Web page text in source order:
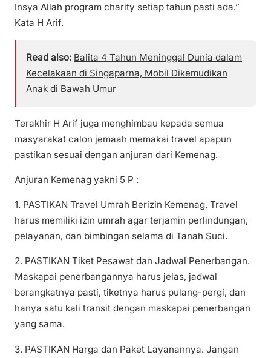
Insya Allah program charity setiap tahun pasti ada.”
Kata H Arif.
Read also: Balita 4 Tahun Meninggal Dunia dalam
Kecelakaan di Singaparna, Mobil Dikemudikan
Anak di Bawah Umur
Terakhir H Arif juga menghimbau kepada semua
masyarakat calon jemaah memakai travel apapun
pastikan sesuai dengan anjuran dari Kemenag.
Anjuran Kemenag yakni 5 P :
1. PASTIKAN Travel Umrah Berizin Kemenag. Travel
harus memiliki izin umrah agar terjamin perlindungan,
pelayanan, dan bimbingan selama di Tanah Suci.
2. PASTIKAN Tiket Pesawat dan Jadwal Penerbangan.
Maskapai penerbangannya harus jelas, jadwal
berangkatnya pasti, tiketnya harus pulang-pergi, dan
hanya satu kali transit dengan maskapai penerbangan
yang sama.
3. PASTIKAN Harga dan Paket Layanannya. Jangan